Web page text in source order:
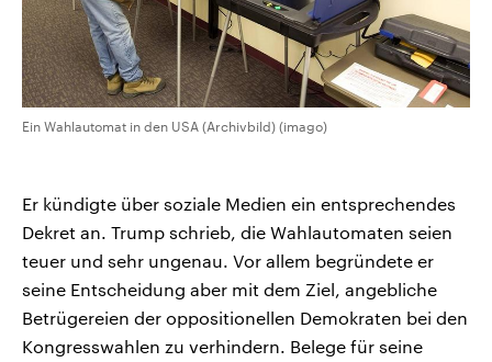
Ein Wahlautomat in den USA (Archivbild) (imago)
Er kündigte über soziale Medien ein entsprechendes
Dekret an. Trump schrieb, die Wahlautomaten seien
teuer und sehr ungenau. Vor allem begründete er
seine Entscheidung aber mit dem Ziel, angebliche
Betrügereien der oppositionellen Demokraten bei den
Kongresswahlen zu verhindern. Belege für seine